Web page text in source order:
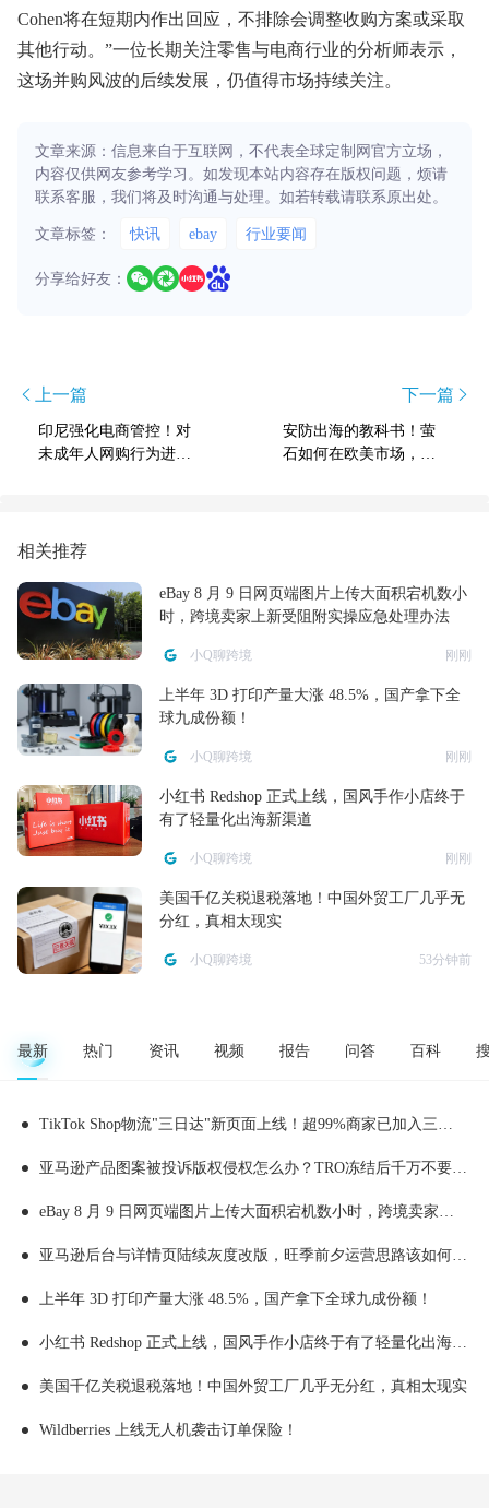
Cohen将在短期内作出回应，不排除会调整收购方案或采取
其他行动。”一位长期关注零售与电商行业的分析师表示，
这场并购风波的后续发展，仍值得市场持续关注。
文章来源：信息来自于互联网，不代表全球定制网官方立场，
内容仅供网友参考学习。如发现本站内容存在版权问题，烦请
联系客服，我们将及时沟通与处理。如若转载请联系原出处。
文章标签： 快讯 ebay 行业要闻
分享给好友：
上一篇
印尼强化电商管控！对
未成年人网购行为进行
下一篇
安防出海的教科书！萤
石如何在欧美市场，把
相关推荐
eBay 8 月 9 日网页端图片上传大面积宕机数小
时，跨境卖家上新受阻附实操应急处理办法
小Q聊跨境 刚刚
上半年 3D 打印产量大涨 48.5%，国产拿下全
球九成份额！
小Q聊跨境 刚刚
小红书 Redshop 正式上线，国风手作小店终于
有了轻量化出海新渠道
小Q聊跨境 刚刚
美国千亿关税退税落地！中国外贸工厂几乎无
分红，真相太现实
小Q聊跨境 53分钟前
最新 热门 资讯 视频 报告 问答 百科
TikTok Shop物流"三日达"新页面上线！超99%商家已加入三日达，50%稳定达成三日履约
亚马逊产品图案被投诉版权侵权怎么办？TRO冻结后千万不要乱操作
eBay 8 月 9 日网页端图片上传大面积宕机数小时，跨境卖家上新受阻附实操应急处理办法
亚马逊后台与详情页陆续灰度改版，旺季前夕运营思路该如何顺势调整
上半年 3D 打印产量大涨 48.5%，国产拿下全球九成份额！
小红书 Redshop 正式上线，国风手作小店终于有了轻量化出海新渠道
美国千亿关税退税落地！中国外贸工厂几乎无分红，真相太现实
Wildberries 上线无人机袭击订单保险！